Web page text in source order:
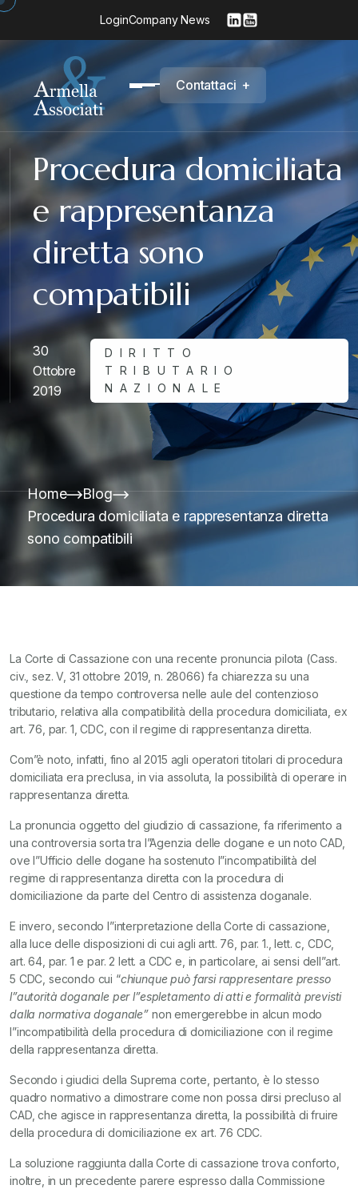
LoginCompany News
Contattaci +
Procedura domiciliata
e rappresentanza
diretta sono
compatibili
30
Ottobre
2019
DIRITTO
TRIBUTARIO
NAZIONALE
Home
Blog
Procedura domiciliata e rappresentanza diretta
sono compatibili
La Corte di Cassazione con una recente pronuncia pilota (Cass.
civ., sez. V, 31 ottobre 2019, n. 28066) fa chiarezza su una
questione da tempo controversa nelle aule del contenzioso
tributario, relativa alla compatibilità della procedura domiciliata, ex
art. 76, par. 1, CDC, con il regime di rappresentanza diretta.
Com”è noto, infatti, fino al 2015 agli operatori titolari di procedura
domiciliata era preclusa, in via assoluta, la possibilità di operare in
rappresentanza diretta.
La pronuncia oggetto del giudizio di cassazione, fa riferimento a
una controversia sorta tra l”Agenzia delle dogane e un noto CAD,
ove l”Ufficio delle dogane ha sostenuto l”incompatibilità del
regime di rappresentanza diretta con la procedura di
domiciliazione da parte del Centro di assistenza doganale.
E invero, secondo l”interpretazione della Corte di cassazione,
alla luce delle disposizioni di cui agli artt. 76, par. 1., lett. c, CDC,
art. 64, par. 1 e par. 2 lett. a CDC e, in particolare, ai sensi dell”art.
5 CDC, secondo cui “chiunque può farsi rappresentare presso
l”autorità doganale per l”espletamento di atti e formalità previsti
dalla normativa doganale” non emergerebbe in alcun modo
l”incompatibilità della procedura di domiciliazione con il regime
della rappresentanza diretta.
Secondo i giudici della Suprema corte, pertanto, è lo stesso
quadro normativo a dimostrare come non possa dirsi precluso al
CAD, che agisce in rappresentanza diretta, la possibilità di fruire
della procedura di domiciliazione ex art. 76 CDC.
La soluzione raggiunta dalla Corte di cassazione trova conforto,
inoltre, in un precedente parere espresso dalla Commissione